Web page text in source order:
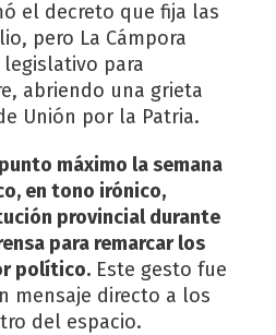
el decreto que fija las
pero La Cámpora
para
abriendo una grieta
Unión por la Patria.
máximo la semana
en tono irónico,
provincial durante
para remarcar los
político. Este gesto fue
mensaje directo a los
del espacio.